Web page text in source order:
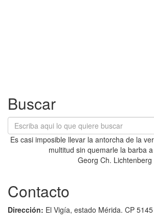
Buscar
Es casi imposible llevar la antorcha de la
multitud sin quemarle la barba
Georg Ch. Lichtenberg
Contacto
Dirección: El Vigía, estado Mérida. CP 5145